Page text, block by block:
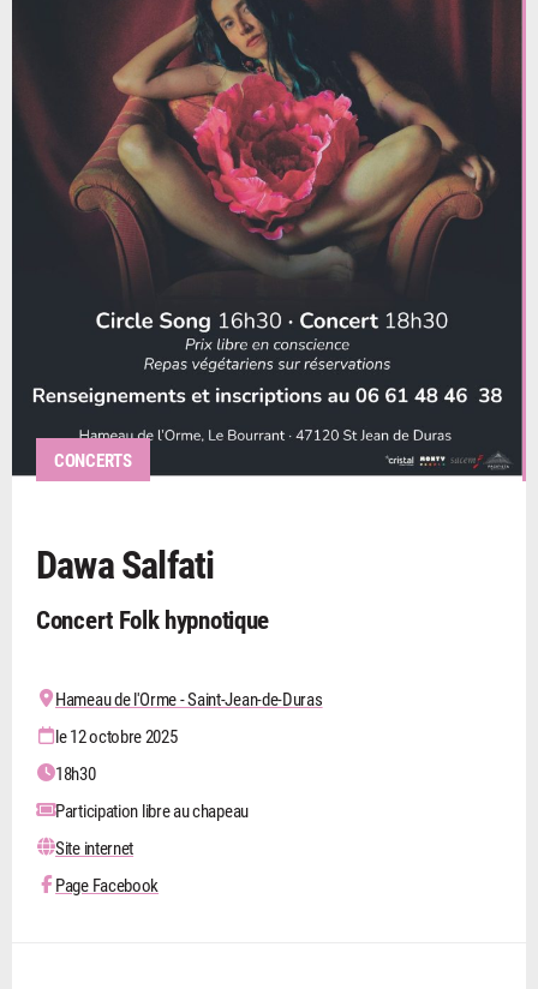
CONCERTS
Dawa Salfati
Concert Folk hypnotique
Hameau de l'Orme - Saint-Jean-de-Duras
le 12 octobre 2025
18h30
Participation libre au chapeau
Site internet
Page Facebook